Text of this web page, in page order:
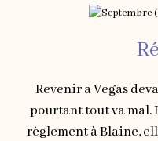
Revenir a Vegas
pourtant tout va mal.
règlement à Blaine,